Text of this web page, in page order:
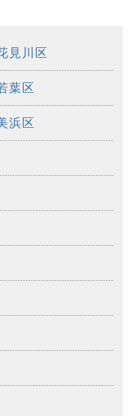
見川区
葉区
浜区